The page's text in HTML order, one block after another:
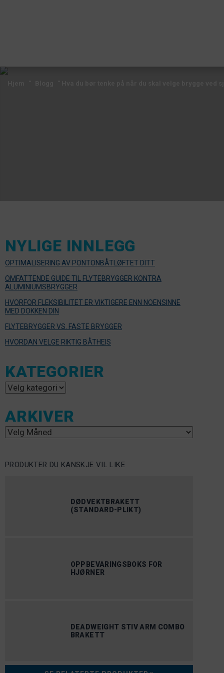
NYLIGE INNLEGG
OPTIMALISERING AV PONTONBÅTLØFTET DITT
OMFATTENDE GUIDE TIL FLYTEBRYGGER KONTRA
ALUMINIUMSBRYGGER
HVORFOR FLEKSIBILITET ER VIKTIGERE ENN NOENSINNE
MED DOKKEN DIN
FLYTEBRYGGER VS. FASTE BRYGGER
HVORDAN VELGE RIKTIG BÅTHEIS
KATEGORIER
Kategorier
ARKIVER
Arkiver
PRODUKTER DU KANSKJE VIL LIKE
DØDVEKTBRAKETT
(STANDARD-PLIKT)
OPPBEVARINGSBOKS FOR
HJØRNER
DEADWEIGHT STIV ARM COMBO
BRAKETT